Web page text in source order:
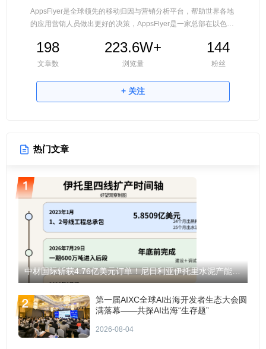
AppsFlyer是全球领先的移动归因与营销分析平台，帮助世界各地
的应用营销人员做出更好的决策，AppsFlyer是一家总部在以色列
三方公司的评估，我们占据了国内移动互联网出海80%的市场份
额。
198
文章数
223.6W+
浏览量
144
粉丝
+ 关注
热门文章
中材国际斩获4.76亿美元订单！尼日利亚伊托里水泥产能将翻倍至1200万吨！
第一届AIXC全球AI出海开发者生态大会圆
满落幕——共探AI出海“生存题”
2026-08-04